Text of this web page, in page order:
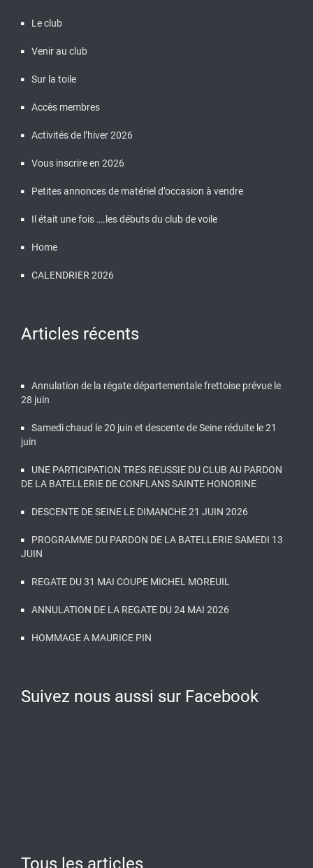
Le club
Venir au club
Sur la toile
Accès membres
Activités de l’hiver 2026
Vous inscrire en 2026
Petites annonces de matériel d’occasion à vendre
Il était une fois ….les débuts du club de voile
Home
CALENDRIER 2026
Articles récents
Annulation de la régate départementale frettoise prévue le
28 juin
Samedi chaud le 20 juin et descente de Seine réduite le 21
juin
UNE PARTICIPATION TRES REUSSIE DU CLUB AU PARDON
DE LA BATELLERIE DE CONFLANS SAINTE HONORINE
DESCENTE DE SEINE LE DIMANCHE 21 JUIN 2026
PROGRAMME DU PARDON DE LA BATELLERIE SAMEDI 13
JUIN
REGATE DU 31 MAI COUPE MICHEL MOREUIL
ANNULATION DE LA REGATE DU 24 MAI 2026
HOMMAGE A MAURICE PIN
Suivez nous aussi sur Facebook
Tous les articles